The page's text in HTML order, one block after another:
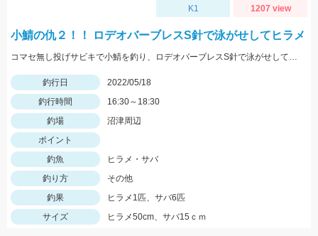
K1 1207 view
小鯖の仇２！！ ロデオバーブレスS針で泳がせしてヒラメ
コマセ無し投げサビキで小鯖を釣り、ロデオバーブレスS針で泳がせしてヒラメゲット。
釣行日
2022/05/18
釣行時間
16:30～18:30
釣場
沼津周辺
ポイント
釣魚
ヒラメ・サバ
釣り方
その他
釣果
ヒラメ1匹、サバ6匹
サイズ
ヒラメ50cm、サバ15ｃｍ